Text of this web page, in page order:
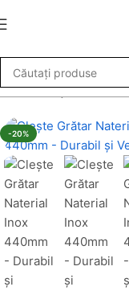
»Clește Grătar
-20%